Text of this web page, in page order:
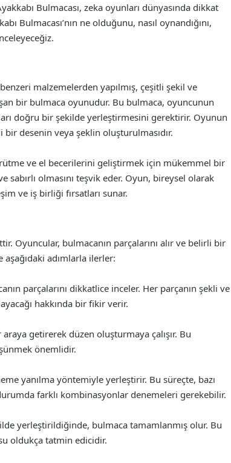
Bulmacası, zeka oyunları dünyasında dikkat
Bulmacası’nın ne olduğunu, nasıl oynandığını,
malzemelerden yapılmış, çeşitli şekil ve
bir bulmaca oyunudur. Bu bulmaca, oyuncunun
doğru bir şekilde yerleştirmesini gerektirir. Oyunun
desenin veya şeklin oluşturulmasıdır.
ve el becerilerini geliştirmek için mükemmel bir
sabırlı olmasını teşvik eder. Oyun, bireysel olarak
ve iş birliği fırsatları sunar.
Oyuncular, bulmacanın parçalarını alır ve belirli bir
adımlarla ilerler:
parçalarını dikkatlice inceler. Her parçanın şekli ve
hakkında bir fikir verir.
getirerek düzen oluşturmaya çalışır. Bu
önemlidir.
yanılma yöntemiyle yerleştirir. Bu süreçte, bazı
farklı kombinasyonlar denemeleri gerekebilir.
yerleştirildiğinde, bulmaca tamamlanmış olur. Bu
oldukça tatmin edicidir.